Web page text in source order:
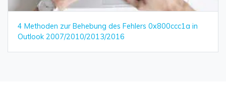
4 Methoden zur Behebung des Fehlers 0x800ccc1a in
Outlook 2007/2010/2013/2016